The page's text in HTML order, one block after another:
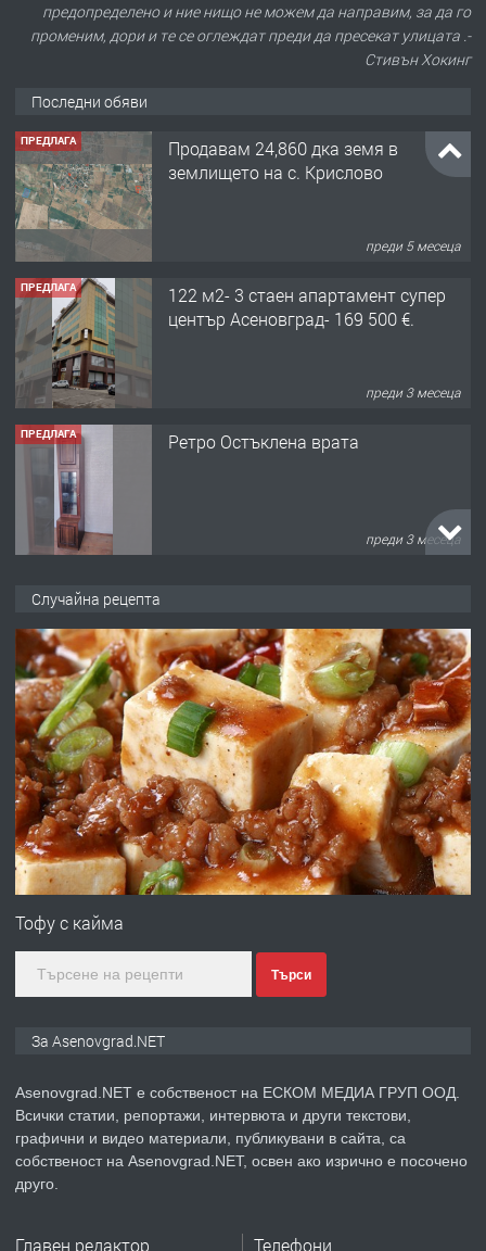
предопределено и ние нищо не можем да направим, за да го
променим, дори и те се оглеждат преди да пресекат улицата .-
Стивън Хокинг
Последни обяви
ПРЕДЛАГА
Продавам 24,860 дка земя в
землището на с. Крислово
преди 5 месеца
ПРЕДЛАГА
122 м2- 3 стаен апартамент супер
център Асеновград- 169 500 €.
преди 3 месеца
ПРЕДЛАГА Ретро Остъклена врата
преди 3 месеца
преди 10 месеца
ПРЕДЛАГА
Професионална броячна машина -
със сертификат от ЕЦБ
преди 1 година
ПРЕДЛАГА
Професионална зеленчукорезачка
преди 2 години
ПРЕДЛАГА
Давам индивидуалани уроци по
Случайна рецепта
Тофу с кайма
Търси
За Asenovgrad.NET
Asenovgrad.NET е собственост на ЕСКОМ МЕДИА ГРУП ООД.
Всички статии, репортажи, интервюта и други текстови,
графични и видео материали, публикувани в сайта, са
собственост на Asenovgrad.NET, освен ако изрично е посочено
друго.
Главен редактор Телефони